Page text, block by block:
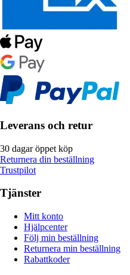
Leverans och retur
30 dagar öppet köp
Returnera din beställning
Trustpilot
Tjänster
Mitt konto
Hjälpcenter
Följ min beställning
Returnera min beställning
Rabattkoder